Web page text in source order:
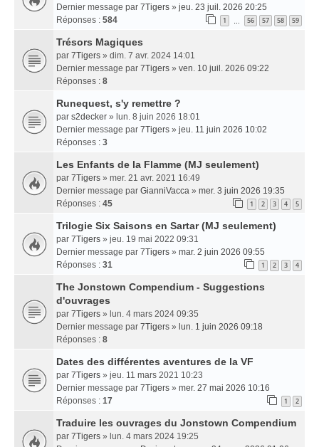
Dernier message par 7Tigers » jeu. 23 juil. 2026 20:25
Réponses : 584 1 56 57 58 59
Trésors Magiques
par 7Tigers » dim. 7 avr. 2024 14:01
Dernier message par 7Tigers » ven. 10 juil. 2026 09:22
Réponses : 8
Runequest, s'y remettre ?
par s2decker » lun. 8 juin 2026 18:01
Dernier message par 7Tigers » jeu. 11 juin 2026 10:02
Réponses : 3
Les Enfants de la Flamme (MJ seulement)
par 7Tigers » mer. 21 avr. 2021 16:49
Dernier message par GianniVacca » mer. 3 juin 2026 19:35
Réponses : 45 1 2 3 4 5
Trilogie Six Saisons en Sartar (MJ seulement)
par 7Tigers » jeu. 19 mai 2022 09:31
Dernier message par 7Tigers » mar. 2 juin 2026 09:55
Réponses : 31 1 2 3 4
The Jonstown Compendium - Suggestions
d'ouvrages
par 7Tigers » lun. 4 mars 2024 09:35
Dernier message par 7Tigers » lun. 1 juin 2026 09:18
Réponses : 8
Dates des différentes aventures de la VF
par 7Tigers » jeu. 11 mars 2021 10:23
Dernier message par 7Tigers » mer. 27 mai 2026 10:16
Réponses : 17 1 2
Traduire les ouvrages du Jonstown Compendium
par 7Tigers » lun. 4 mars 2024 19:25